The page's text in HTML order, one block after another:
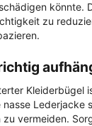
könnte.
zu
Kleiderbügel
nasse Lederjacke
zu vermeiden.